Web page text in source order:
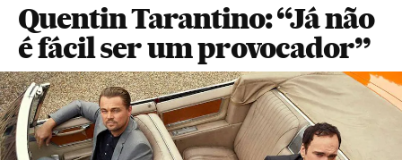
Quentin Tarantino: “Já não
é fácil ser um provocador”